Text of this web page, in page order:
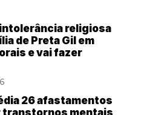
religiosa
de Preta Gil em
e vai fazer
26 afastamentos